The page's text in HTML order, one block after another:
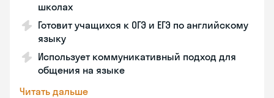
школах
Готовит учащихся к ОГЭ и ЕГЭ по английскому
языку
Использует коммуникативный подход для
общения на языке
Читать дальше